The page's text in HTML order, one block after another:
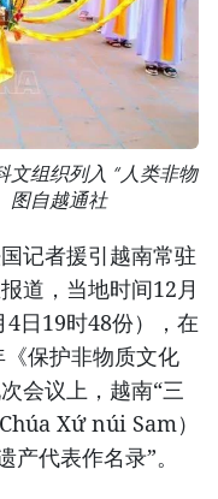
文组织列入 “人类非物
图自越通社
记者援引越南常驻
道，当地时间12月
日19时48份），在
保护非物质文化
会议上，越南“三
Xứ núi Sam）
代表作名录”。